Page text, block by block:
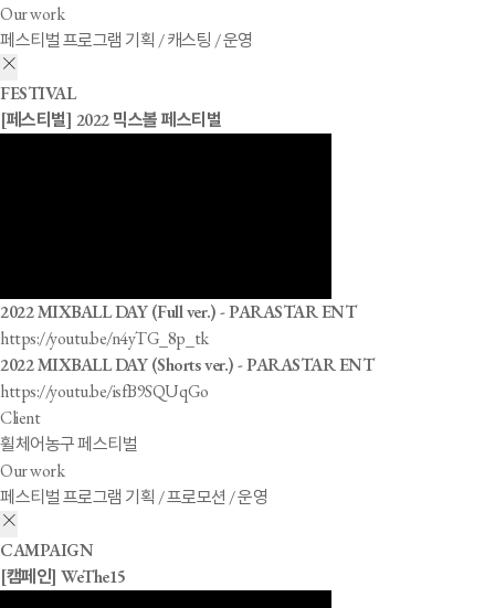
Our work
페스티벌 프로그램 기획 / 캐스팅 / 운영
FESTIVAL
[페스티벌] 2022 믹스볼 페스티벌
2022 MIXBALL DAY (Full ver.) - PARASTAR ENT
https://youtu.be/n4yTG_8p_tk
2022 MIXBALL DAY (Shorts ver.) - PARASTAR ENT
https://youtu.be/isfB9SQUqGo
Client
휠체어농구 페스티벌
Our work
페스티벌 프로그램 기획 / 프로모션 / 운영
CAMPAIGN
[캠페인] WeThe15